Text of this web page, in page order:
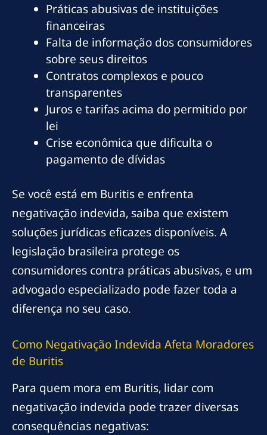
Práticas abusivas de instituições
financeiras
Falta de informação dos consumidores
sobre seus direitos
Contratos complexos e pouco
transparentes
Juros e tarifas acima do permitido por
lei
Crise econômica que dificulta o
pagamento de dívidas
Se você está em Buritis e enfrenta
negativação indevida, saiba que existem
soluções jurídicas eficazes disponíveis. A
legislação brasileira protege os
consumidores contra práticas abusivas, e um
advogado especializado pode fazer toda a
diferença no seu caso.
Como Negativação Indevida Afeta Moradores
de Buritis
Para quem mora em Buritis, lidar com
negativação indevida pode trazer diversas
consequências negativas: